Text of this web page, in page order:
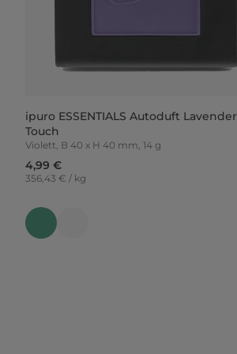
ipuro ESSENTIALS Autoduft Lavender
Touch
Violett, B 40 x H 40 mm, 14 g
4,99 €
356,43 € / kg